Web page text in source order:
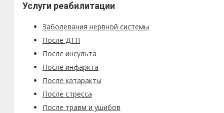
Услуги реабилитации
Заболевания нервной системы
После ДТП
После инсульта
После инфаркта
После катаракты
После стресса
После травм и ушибов